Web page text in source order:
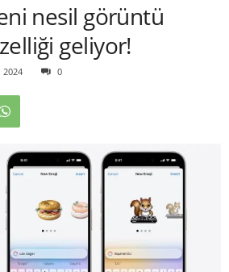
nesil görüntü
geliyor!
2024 0